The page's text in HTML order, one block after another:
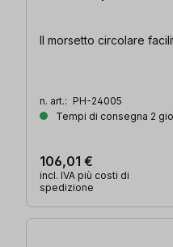
Il morsetto circolare
n. art.: PH-24005
Tempi di consegna 2
106,01 €
incl. IVA più costi di
spedizione